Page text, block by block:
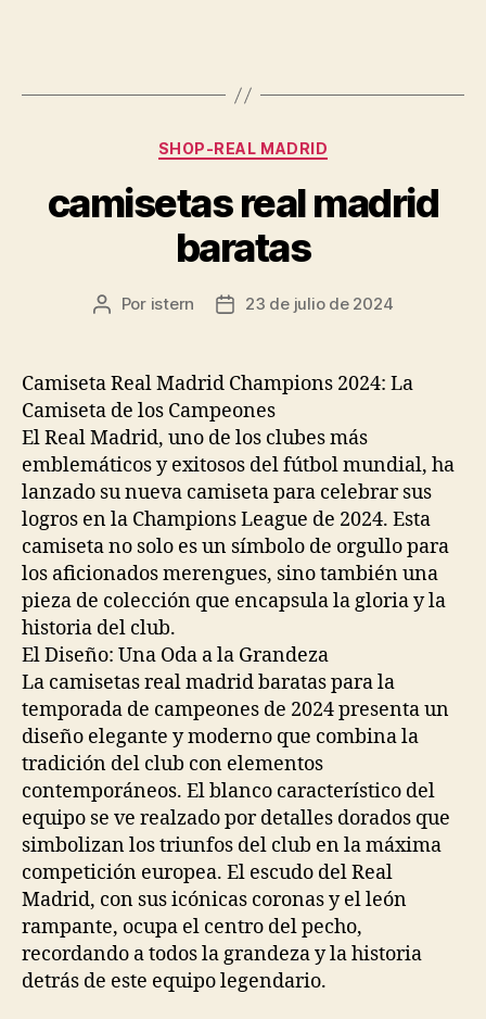
Categorías
SHOP-REAL MADRID
camisetas real madrid
baratas
Autor
entrada
Por istern
Fecha
entrada
23 de julio de 2024
Camiseta Real Madrid Champions 2024: La
Camiseta de los Campeones
El Real Madrid, uno de los clubes más
emblemáticos y exitosos del fútbol mundial, ha
lanzado su nueva camiseta para celebrar sus
logros en la Champions League de 2024. Esta
camiseta no solo es un símbolo de orgullo para
los aficionados merengues, sino también una
pieza de colección que encapsula la gloria y la
historia del club.
El Diseño: Una Oda a la Grandeza
La camisetas real madrid baratas para la
temporada de campeones de 2024 presenta un
diseño elegante y moderno que combina la
tradición del club con elementos
contemporáneos. El blanco característico del
equipo se ve realzado por detalles dorados que
simbolizan los triunfos del club en la máxima
competición europea. El escudo del Real
Madrid, con sus icónicas coronas y el león
rampante, ocupa el centro del pecho,
recordando a todos la grandeza y la historia
detrás de este equipo legendario.